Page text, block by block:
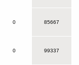
0 85667
0 99337